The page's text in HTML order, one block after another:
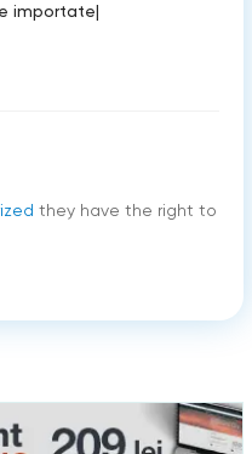
importate|
they have the right to